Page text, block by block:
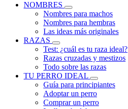
NOMBRES
Nombres para machos
Nombres para hembras
Las ideas más originales
RAZAS
Test: ¿cuál es tu raza ideal?
Razas cruzadas y mestizos
Todo sobre las razas
TU PERRO IDEAL
Guía para principiantes
Adoptar un perro
Comprar un perro